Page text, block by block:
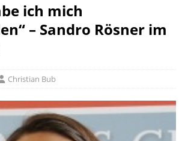
ich mich
– Sandro Rösner im
Christian Bub